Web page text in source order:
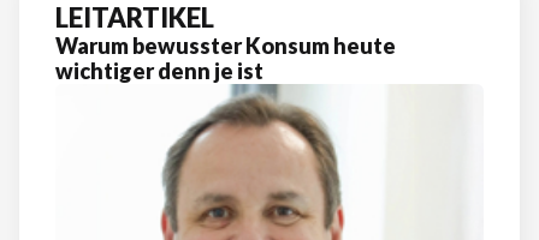
LEITARTIKEL
Warum bewusster Konsum heute
wichtiger denn je ist